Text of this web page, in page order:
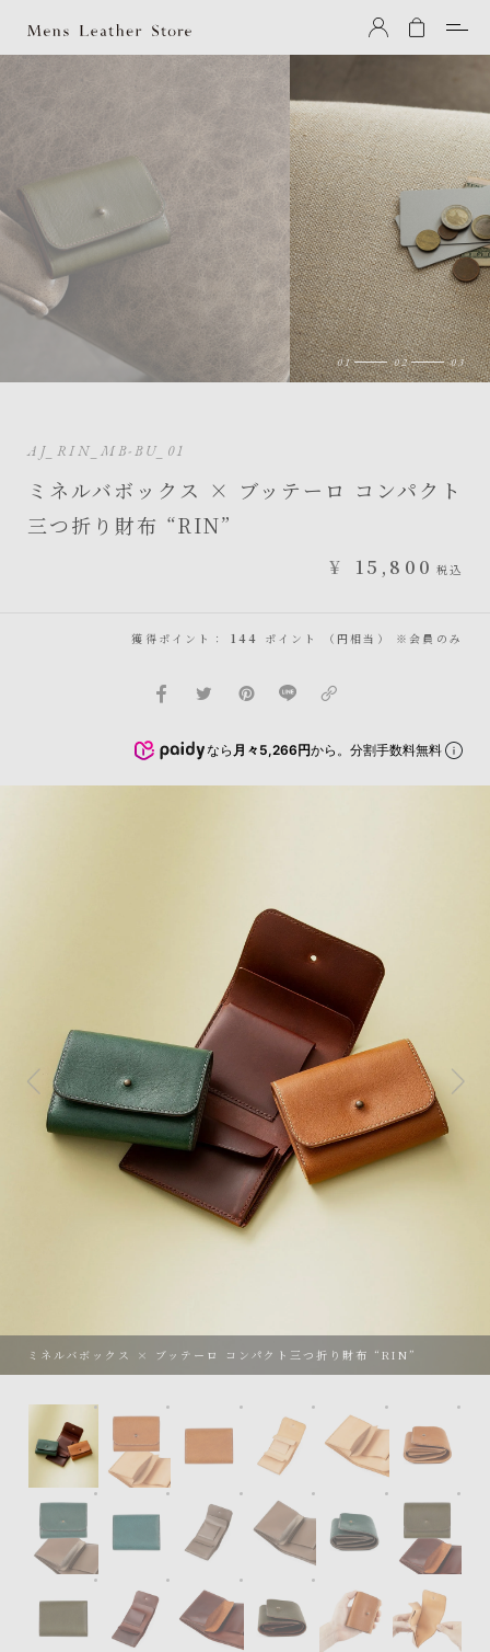
Mens Leather Store（メンズレザーストア）
AJ_RIN_MB-BU_01
ミネルバボックス × ブッテーロ コンパクト
三つ折り財布 “RIN”
¥ 15,800 税込
獲得ポイント： 144 ポイント （円相当） ※会員のみ
なら 月々5,266円から。分割手数料無料
ミネルバボックス × ブッテーロ コンパクト三つ折り財布 “RIN”
ミネルバボックス × ブッテーロ コンパクト三つ折り財布
外装（ミネルバボックス）：Cognac、内装（ブ
外装（ミネルバボックス）：
外装（ミネルバボックス
外装（ミネルバボックス）：Hortensia、内装（ブッテーロ
外装（ミネルバボックス）：Hortensia、内装
外装（ミネルバボックス）：
外装（ミネルバボックス
外装（ミネル
外装（ミネルバボックス）：Oliva、内装（マレンマ）：
外装（ミネルバボックス）：Oliva、内装（マ
外装（ミネルバボックス）：Oliva
外装（ミネルバボックス